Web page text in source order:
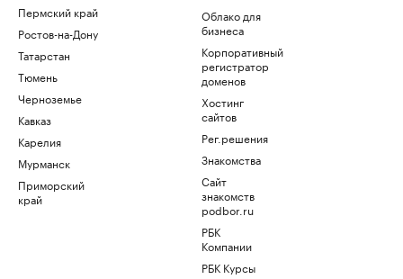
Пермский край
Ростов-на-Дону
Татарстан
Тюмень
Черноземье
Кавказ
Карелия
Мурманск
Приморский
край
Облако для
бизнеса
Корпоративный
регистратор
доменов
Хостинг
сайтов
Рег.решения
Знакомства
Сайт
знакомств
podbor.ru
РБК
Компании
РБК Курсы